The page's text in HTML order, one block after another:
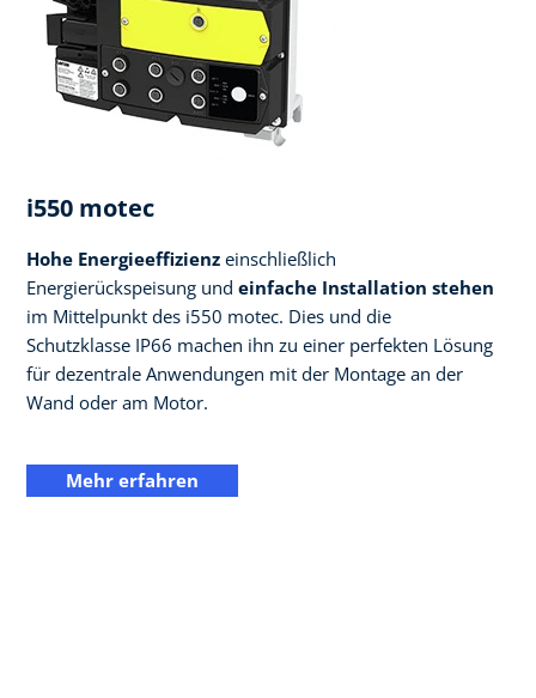
i550 motec
Hohe Energieeffizienz einschließlich
Energierückspeisung und einfache Installation stehen
im Mittelpunkt des i550 motec. Dies und die
Schutzklasse IP66 machen ihn zu einer perfekten Lösung
für dezentrale Anwendungen mit der Montage an der
Wand oder am Motor.
Mehr erfahren